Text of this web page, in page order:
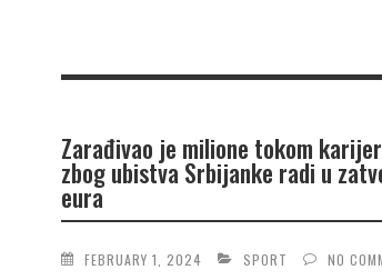
Zarađivao je milione tokom
zbog ubistva Srbijanke radi u
eura
FEBRUARY 1, 2024 SPORT NO